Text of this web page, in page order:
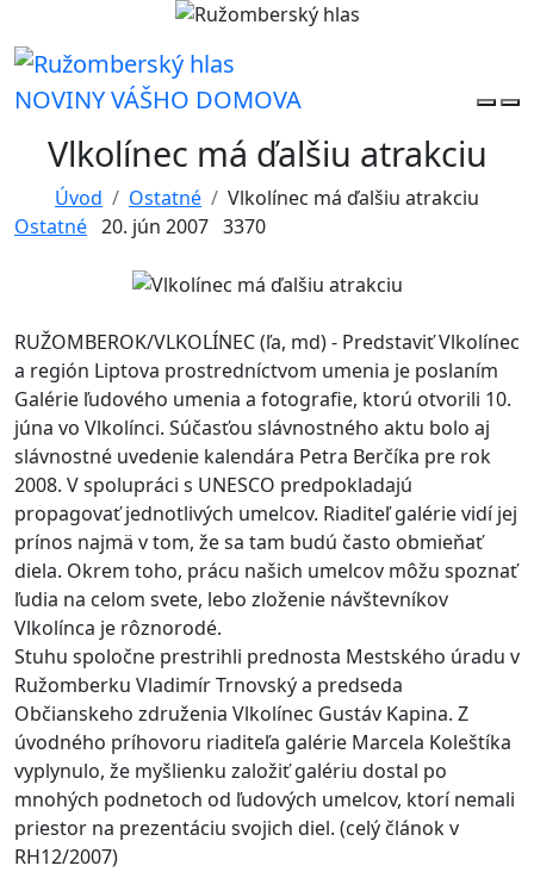
NOVINY VÁŠHO DOMOVA
Vlkolínec má ďalšiu atrakciu
Úvod Ostatné
Vlkolínec má ďalšiu atrakciu
Ostatné 20. jún 2007 3370
RUŽOMBEROK/VLKOLÍNEC (ľa, md) - Predstaviť Vlkolínec
a región Liptova prostredníctvom umenia je poslaním
Galérie ľudového umenia a fotografie, ktorú otvorili 10.
júna vo Vlkolínci. Súčasťou slávnostného aktu bolo aj
slávnostné uvedenie kalendára Petra Berčíka pre rok
2008. V spolupráci s UNESCO predpokladajú
propagovať jednotlivých umelcov. Riaditeľ galérie vidí jej
prínos najmä v tom, že sa tam budú často obmieňať
diela. Okrem toho, prácu našich umelcov môžu spoznať
ľudia na celom svete, lebo zloženie návštevníkov
Vlkolínca je rôznorodé.
Stuhu spoločne prestrihli prednosta Mestského úradu v
Ružomberku Vladimír Trnovský a predseda
Občianskeho združenia Vlkolínec Gustáv Kapina. Z
úvodného príhovoru riaditeľa galérie Marcela Koleštíka
vyplynulo, že myšlienku založiť galériu dostal po
mnohých podnetoch od ľudových umelcov, ktorí nemali
priestor na prezentáciu svojich diel. (celý článok v
RH12/2007)